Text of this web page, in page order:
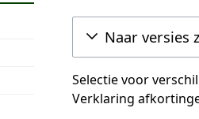
Naar versies
Selectie voor
Verklaring